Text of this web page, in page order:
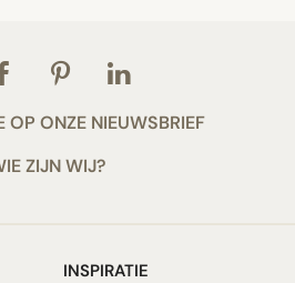
OP ONZE NIEUWSBRIEF
ZIJN WIJ?
INSPIRATIE